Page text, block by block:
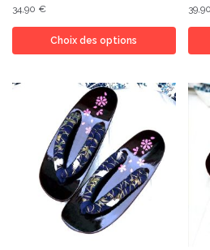
34,90 €
Choix des options
39,90